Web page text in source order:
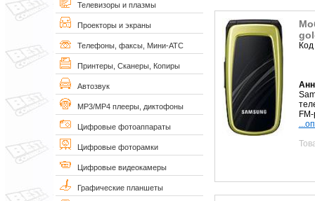
Телевизоры и плазмы
Проекторы и экраны
Телефоны, факсы, Мини-АТС
Принтеры, Сканеры, Копиры
Автозвук
MP3/MP4 плееры, диктофоны
Цифровые фотоаппараты
Цифровые фоторамки
Цифровые видеокамеры
Графические планшеты